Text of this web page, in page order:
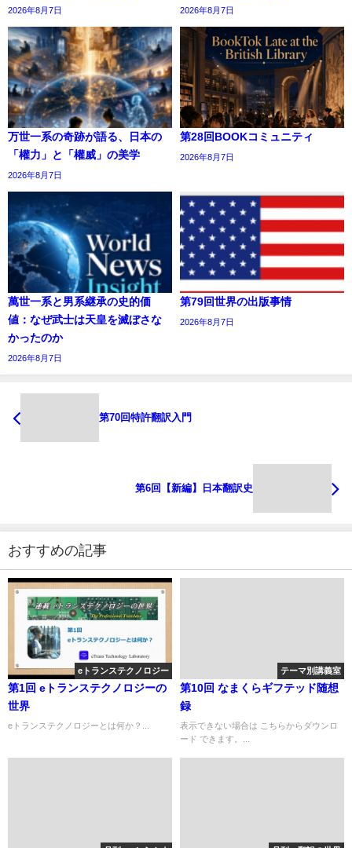
2026年8月7日 2026年8月7日
万世一系の奇跡が語る、日本の
「權力」と「權威」の美学
2026年8月7日
第28回BOOKコミュニティ
2026年8月7日
萬世一系と男系継承の史的価
値：なぜ武士は天皇を滅ぼさな
かったのか
2026年8月7日
第79回世界の出版事情
2026年8月7日
第70回特許翻訳入門
第6回【新編】日本翻訳史
おすすめの記事
eトランステクノロジー
第1回 eトランステクノロジーの
世界
eトランステクノロジーとは何か？...
テーマ別講義室
第10回 なまくらギフテッド随想
録
表示できない場合は こちらからダウンロ
ード できます。...